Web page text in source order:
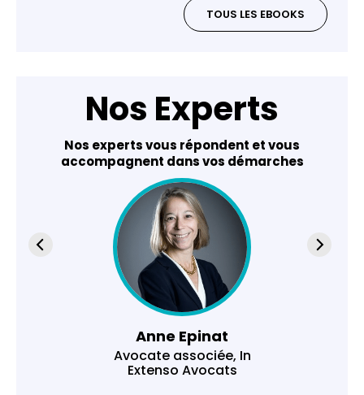
TOUS LES EBOOKS
Nos Experts
Nos experts vous répondent et vous
accompagnent dans vos démarches
Anne Epinat
Avocate associée, In
Extenso Avocats